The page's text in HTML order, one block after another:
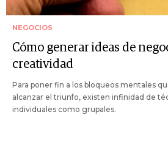
NEGOCIOS
Cómo generar ideas de
creatividad
Para poner fin a los bloqueos mentales
alcanzar el triunfo, existen infinidad de
individuales como grupales.